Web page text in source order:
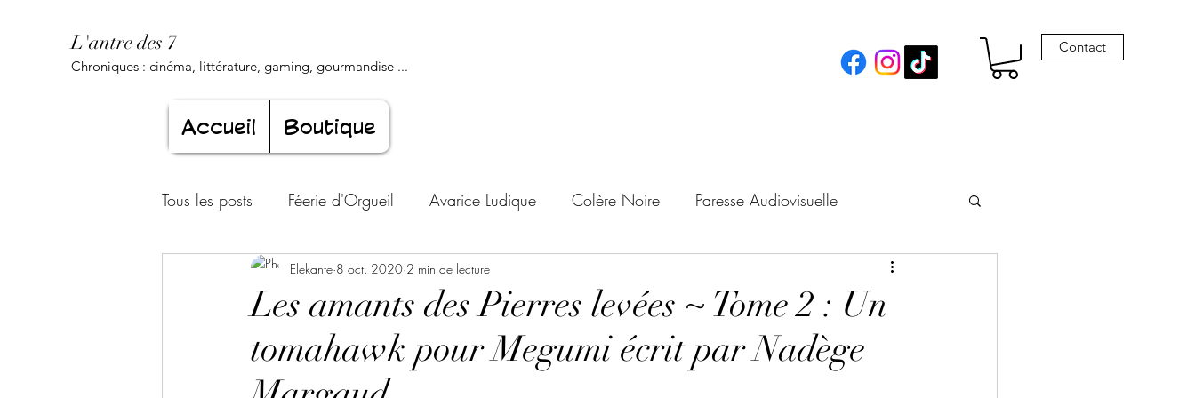
L'antre des 7
Chroniques : cinéma, littérature, gaming, gourmandise ...
Contact
Accueil Boutique
Tous les posts Féerie d'Orgueil Avarice Ludique Colère Noire Paresse Audiovisuelle
Luxure Envoûtante Gourmandise Proscrite
Jeunesse éternelle Cœur d'adolescent Archives Temporelles Folie Lycéenne Envie de Drames
Les amants des Pierres levées ~ Tome 2 : Un
tomahawk pour Megumi écrit par Nadège
Elekante 8 oct. 2020 2 min de lecture